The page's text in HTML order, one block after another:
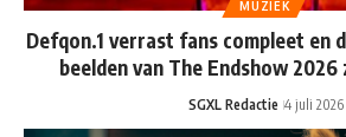
MUZIEK
Defqon.1 verrast fans compleet en
beelden van The Endshow
SGXL Redactie 4 juli 2026